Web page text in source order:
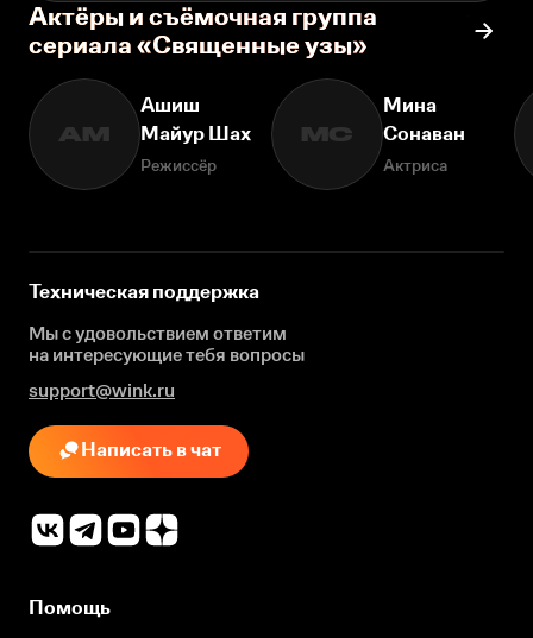
Актёры и съёмочная группа
сериала «Священные узы»
АМ
Ашиш
Майур Шах
Режиссёр
МС
Мина
Сонаван
Актриса
Техническая поддержка
Мы с удовольствием ответим
на интересующиетебя вопросы
support@wink.ru
Написать в чат
Помощь